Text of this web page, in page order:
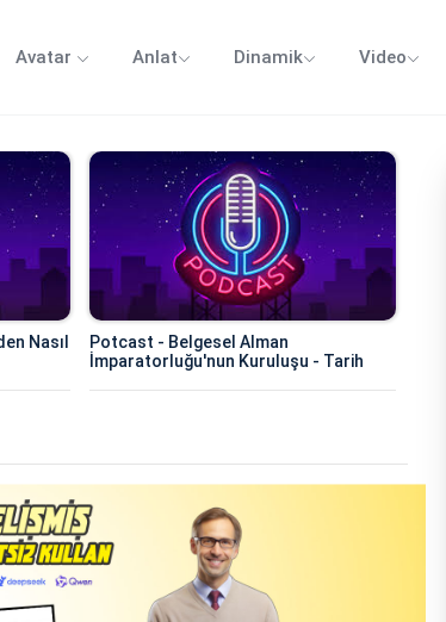
Avatar Anlat Dinamik Video
Nasıl
Potcast - Belgesel Alman
İmparatorluğu'nun Kuruluşu - Tarih